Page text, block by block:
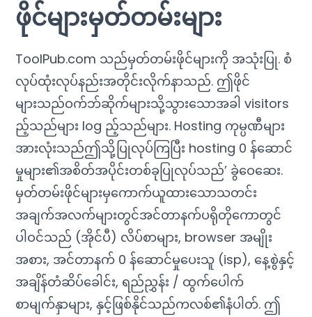
ဖိုင်များမှတ်တမ်းများ
ToolPub.com သည်မှတ်တမ်းဖိုင်များကို အသုံးပြု. စံ
လုပ်ထုံးလုပ်နည်းအတိုင်းလိုက်နာသည်. ဤဖိုင်
များသည်ဝက်ဘ်ဆိုက်များသို့သွားသောအခါ visitors
ည့်သည်များ log ည့်သည်များ. Hosting ကုမ္ပဏီများ
အားလုံးသည်ဤသို့ပြုလုပ်ကြပြီး hosting 0 န်ဆောင်
မှုများ၏အစိတ်အပိုင်းတစ်ခုပြုလုပ်သည်’ ခွဲဝေဆေး.
မှတ်တမ်းဖိုင်များမှကောက်ယူထားသောသတင်း
အချက်အလက်များတွင်အင်တာနက်ပရိုတိုကောတွင်
ပါဝင်သည် (အိုင်ပီ) လိပ်စာများ, browser အမျိုး
အစား, အင်တာနက် 0 န်ဆောင်မှုပေးသူ (isp), နေ့စွဲနှင့်
အချိန်တံဆိပ်ခေါင်း, ရည်ညွှန်း / ထွက်ပေါက်
စာမျက်နှာများ, နှင့်ဖြစ်နိုင်သည်ကလစ်၏နံပါတ်. ဤ